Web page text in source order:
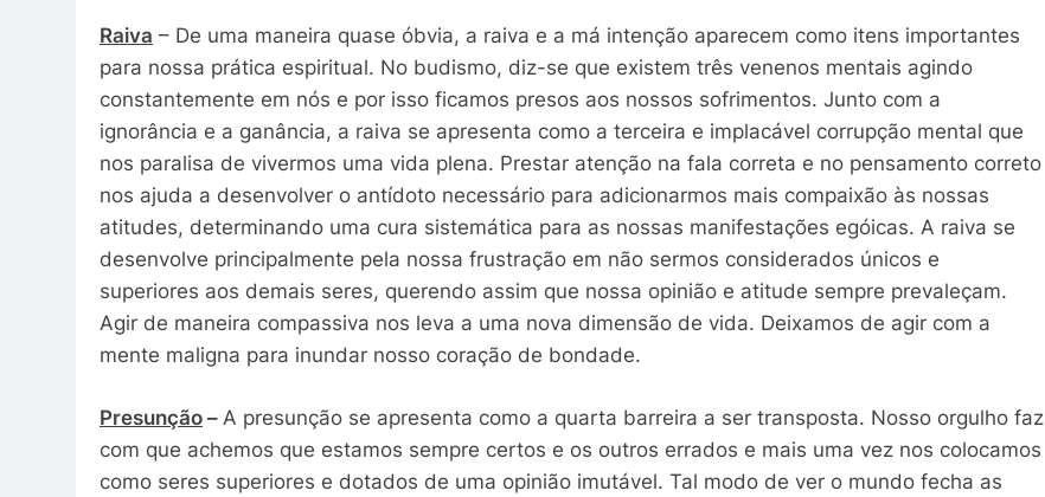
Raiva – De uma maneira quase óbvia, a raiva e a má intenção aparecem como itens importantes
para nossa prática espiritual. No budismo, diz-se que existem três venenos mentais agindo
constantemente em nós e por isso ficamos presos aos nossos sofrimentos. Junto com a
ignorância e a ganância, a raiva se apresenta como a terceira e implacável corrupção mental que
nos paralisa de vivermos uma vida plena. Prestar atenção na fala correta e no pensamento correto
nos ajuda a desenvolver o antídoto necessário para adicionarmos mais compaixão às nossas
atitudes, determinando uma cura sistemática para as nossas manifestações egóicas. A raiva se
desenvolve principalmente pela nossa frustração em não sermos considerados únicos e
superiores aos demais seres, querendo assim que nossa opinião e atitude sempre prevaleçam.
Agir de maneira compassiva nos leva a uma nova dimensão de vida. Deixamos de agir com a
mente maligna para inundar nosso coração de bondade.
Presunção – A presunção se apresenta como a quarta barreira a ser transposta. Nosso orgulho faz
com que achemos que estamos sempre certos e os outros errados e mais uma vez nos colocamos
como seres superiores e dotados de uma opinião imutável. Tal modo de ver o mundo fecha as